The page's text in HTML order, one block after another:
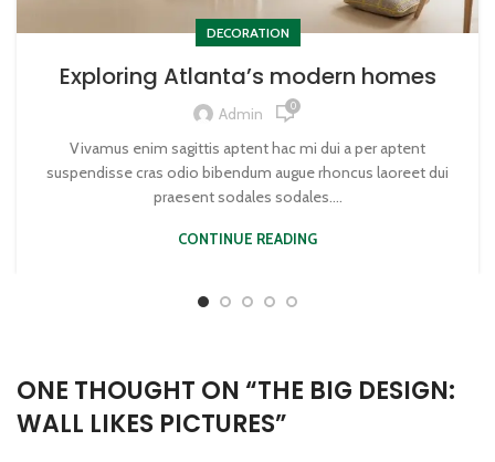
DECORATION
Exploring Atlanta’s modern homes
Admin 0
Vivamus enim sagittis aptent hac mi dui a per aptent
suspendisse cras odio bibendum augue rhoncus laoreet dui
praesent sodales sodales....
CONTINUE READING
ONE THOUGHT ON “THE BIG DESIGN:
WALL LIKES PICTURES”